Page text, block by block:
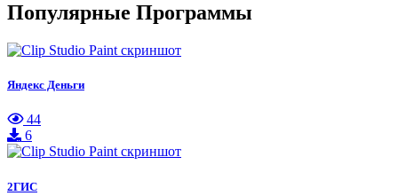
Популярные Программы
Яндекс Деньги
44
6
2ГИС